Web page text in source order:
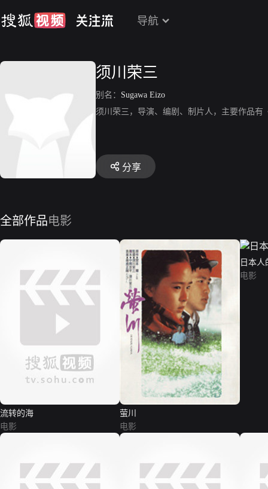
导航
须川荣三
别名： Sugawa Eizo
须川荣三，导演、编剧、制片人，主要作品
分享
全部作品电影
流转的海
电影
萤川
电影
日本人
电影